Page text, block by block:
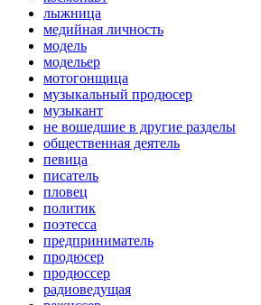
лыжница
медийная личность
модель
модельер
мотогонщица
музыкальный продюсер
музыкант
не вошедшие в другие разделы
общественная деятель
певица
писатель
пловец
политик
поэтесса
предприниматель
продюсер
продюссер
радиоведущая